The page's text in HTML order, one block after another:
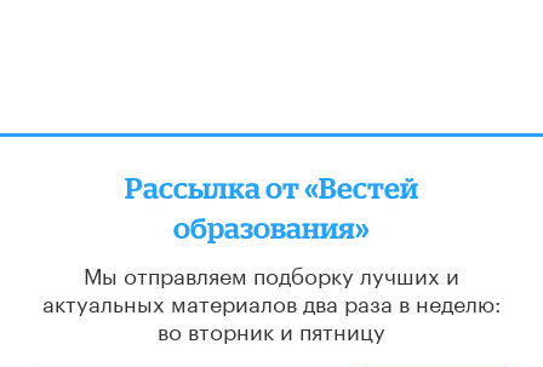
Рассылка от «Вестей
образования»
Мы отправляем подборку лучших и
актуальных материалов два раза в неделю:
во вторник и пятницу